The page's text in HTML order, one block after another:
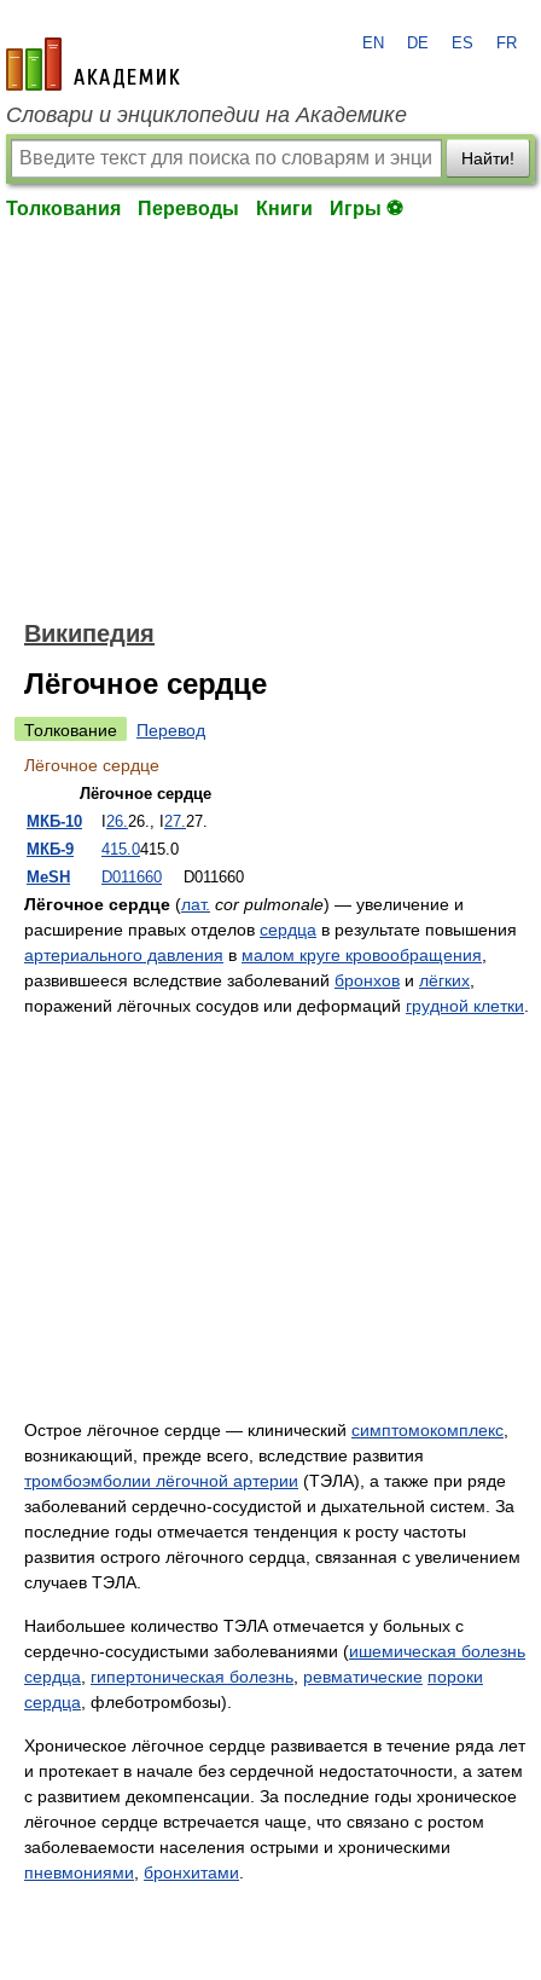
academic.ru
EN DE ES FR
Словари и энциклопедии на Академике
Найти!
Толкования Переводы Книги Игры ⚽
Википедия
Лёгочное сердце
Толкование
Перевод
Лёгочное сердце
Лёгочное сердце
МКБ-10
26.26., I 27.27.
МКБ-9
415.0415.0
MeSH
D011660 D011660
Лёгочное сердце (лат. cor pulmonale) — увеличение и
расширение правых отделов сердца в результате повышения
артериального давления в малом круге кровообращения
развившееся вследствие заболеваний бронхов и лёгких
поражений лёгочных сосудов или деформаций грудной клетки
Острое лёгочное сердце — клинический симптомокомплекс
возникающий, прежде всего, вследствие развития
тромбоэмболии лёгочной артерии (ТЭЛА), а также при ряде
заболеваний сердечно-сосудистой и дыхательной систем. За
последние годы отмечается тенденция к росту частоты
развития острого лёгочного сердца, связанная с увеличением
случаев ТЭЛА.
Наибольшее количество ТЭЛА отмечается у больных с
сердечно-сосудистыми заболеваниями (ишемическая болезнь
сердца
гипертоническая болезнь ревматические пороки
сердца , флеботромбозы).
Хроническое лёгочное сердце развивается в течение ряда лет
и протекает в начале без сердечной недостаточности, а затем
с развитием декомпенсации. За последние годы хроническое
лёгочное сердце встречается чаще, что связано с ростом
заболеваемости населения острыми и хроническими
пневмониями бронхитами